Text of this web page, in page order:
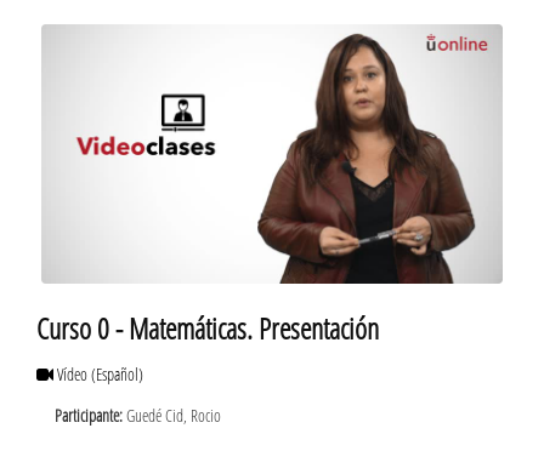
Curso 0 - Matemáticas. Presentación
Vídeo(Español)
Participante:Guedé Cid, Rocio